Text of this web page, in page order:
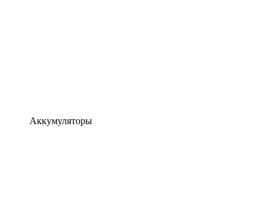
Аккумуляторы